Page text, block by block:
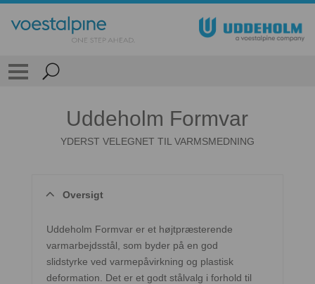
Uddeholm Formvar
YDERST VELEGNET TIL VARMSMEDNING
Oversigt
Uddeholm Formvar er et højtpræsterende
varmarbejdsstål, som byder på en god
slidstyrke ved varmepåvirkning og plastisk
deformation. Det er et godt stålvalg i forhold til